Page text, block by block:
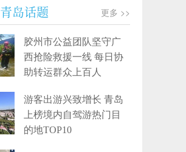
青岛话题 更多 >>
胶州市公益团队坚守广
西抢险救援一线 每日协
助转运群众上百人
游客出游兴致增长 青岛
上榜境内自驾游热门目
的地TOP10